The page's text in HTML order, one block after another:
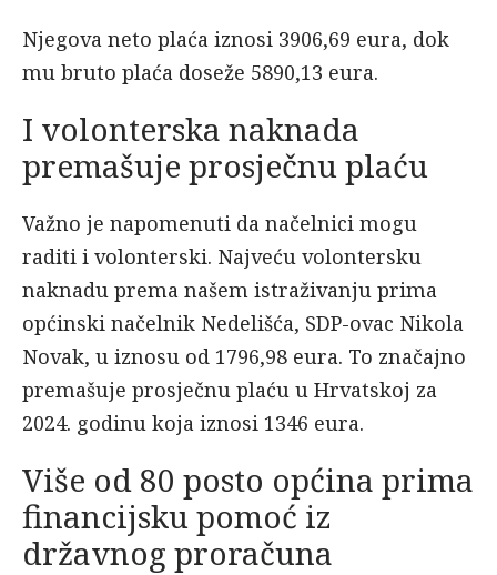
Njegova neto plaća iznosi 3906,69 eura, dok
mu bruto plaća doseže 5890,13 eura.
I volonterska naknada
premašuje prosječnu plaću
Važno je napomenuti da načelnici mogu
raditi i volonterski. Najveću volontersku
naknadu prema našem istraživanju prima
općinski načelnik Nedelišća, SDP-ovac Nikola
Novak, u iznosu od 1796,98 eura. To značajno
premašuje prosječnu plaću u Hrvatskoj za
2024. godinu koja iznosi 1346 eura.
Više od 80 posto općina prima
financijsku pomoć iz
državnog proračuna